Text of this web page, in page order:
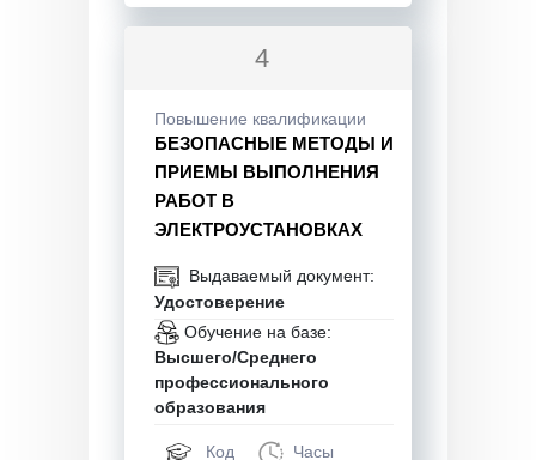
4
Повышение квалификации
БЕЗОПАСНЫЕ МЕТОДЫ И
ПРИЕМЫ ВЫПОЛНЕНИЯ
РАБОТ В
ЭЛЕКТРОУСТАНОВКАХ
Выдаваемый документ:
Удостоверение
Обучение на базе:
Высшего/Среднего
профессионального
образования
Код Часы